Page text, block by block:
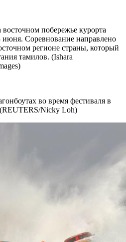
побережье курорта
Соревнование направлено
регионе страны, который
тамилов. (Ishara
во время фестиваля в
Nicky Loh)